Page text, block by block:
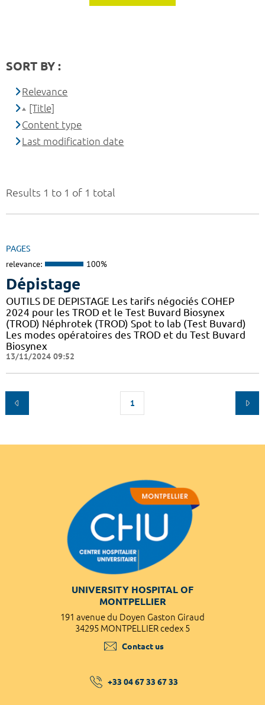
Results 1 to 1 of 1 total
PAGES
relevance: 100%
Dépistage
OUTILS DE DEPISTAGE Les tarifs négociés COHEP
2024 pour les TROD et le Test Buvard Biosynex
(TROD) Néphrotek (TROD) Spot to lab (Test Buvard)
Les modes opératoires des TROD et du Test Buvard
Biosynex
13/11/2024 09:52
1
SORT BY :
Relevance
[Title]
Content type
Last modification date
UNIVERSITY HOSPITAL OF
MONTPELLIER
191 avenue du Doyen Gaston Giraud
34295 MONTPELLIER cedex 5
Contact us
+33 04 67 33 67 33